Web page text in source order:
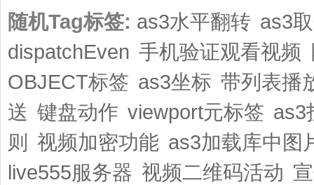
随机Tag标签: as3水平翻转 as3
dispatchEven 手机验证观看视频
OBJECT标签 as3坐标 带列表播
送 键盘动作 viewport元标签 as3
则
视频加密功能 as3加载库中图
live555服务器 视频二维码活动